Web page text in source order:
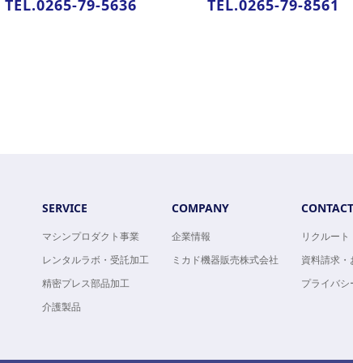
TEL.0265-79-5636
TEL.0265-79-8561
SERVICE
マシンプロダクト事業
レンタルラボ・受託加工
精密プレス部品加工
介護製品
COMPANY
企業情報
ミカド機器販売株式会社
CONTACT
リクルート
資料請求
プライバシ